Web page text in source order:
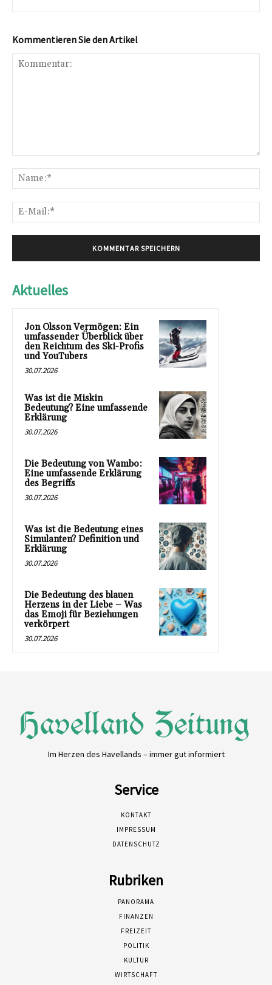
Kommentieren Sie den Artikel
Aktuelles
Jon Olsson Vermögen: Ein
umfassender Überblick über
den Reichtum des Ski-Profis
und YouTubers
30.07.2026
Was ist die Miskin
Bedeutung? Eine umfassende
Erklärung
30.07.2026
Die Bedeutung von Wambo:
Eine umfassende Erklärung
des Begriffs
30.07.2026
Was ist die Bedeutung eines
Simulanten? Definition und
Erklärung
30.07.2026
Die Bedeutung des blauen
Herzens in der Liebe – Was
das Emoji für Beziehungen
verkörpert
30.07.2026
Im Herzen des Havellands – immer gut informiert
Service
KONTAKT
IMPRESSUM
DATENSCHUTZ
Rubriken
PANORAMA
FINANZEN
FREIZEIT
POLITIK
KULTUR
WIRTSCHAFT